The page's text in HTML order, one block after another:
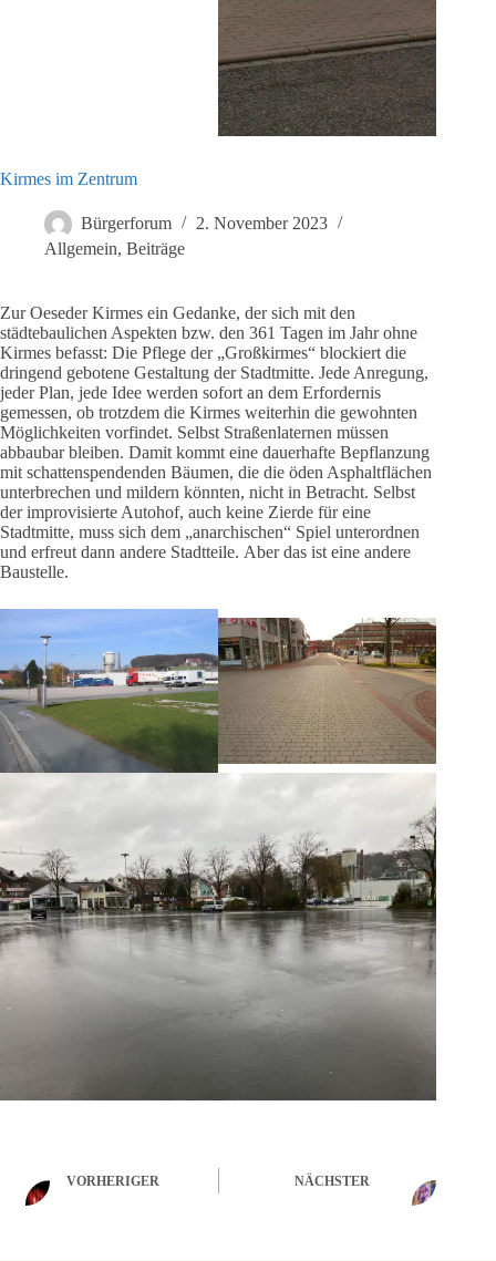
Kirmes im Zentrum
Bürgerforum
2. November 2023
Allgemein, Beiträge
Zur Oeseder Kirmes ein Gedanke, der sich mit den
städtebaulichen Aspekten bzw. den 361 Tagen im Jahr ohne
Kirmes befasst: Die Pflege der „Großkirmes“ blockiert die
dringend gebotene Gestaltung der Stadtmitte. Jede Anregung,
jeder Plan, jede Idee werden sofort an dem Erfordernis
gemessen, ob trotzdem die Kirmes weiterhin die gewohnten
Möglichkeiten vorfindet. Selbst Straßenlaternen müssen
abbaubar bleiben. Damit kommt eine dauerhafte Bepflanzung
mit schattenspendenden Bäumen, die die öden Asphaltflächen
unterbrechen und mildern könnten, nicht in Betracht. Selbst
der improvisierte Autohof, auch keine Zierde für eine
Stadtmitte, muss sich dem „anarchischen“ Spiel unterordnen
und erfreut dann andere Stadtteile. Aber das ist eine andere
Baustelle.
VORHERIGER NÄCHSTER